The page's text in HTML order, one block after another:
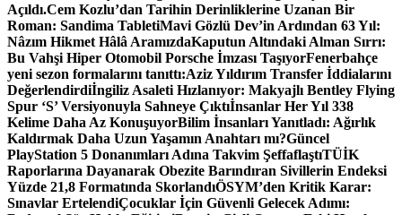
Açıldı.Cem Kozlu’dan Tarihin Derinliklerine Uzanan Bir
Roman: Sandima TabletiMavi Gözlü Dev’in Ardından 63 Yıl:
Nâzım Hikmet Hâlâ AramızdaKaputun Altındaki Alman Sırrı:
Bu Vahşi Hiper Otomobil Porsche İmzası TaşıyorFenerbahçe
yeni sezon formalarını tanıttı:Aziz Yıldırım Transfer İddialarını
Değerlendirdiİngiliz Asaleti Hızlanıyor: Makyajlı Bentley Flying
Spur ‘S’ Versiyonuyla Sahneye Çıktıİnsanlar Her Yıl 338
Kelime Daha Az KonuşuyorBilim İnsanları Yanıtladı: Ağırlık
Kaldırmak Daha Uzun Yaşamın Anahtarı mı?Güncel
PlayStation 5 Donanımları Adına Takvim ŞeffaflaştıTÜİK
Raporlarına Dayanarak Obezite Barındıran Sivillerin Endeksi
Yüzde 21,8 Formatında SkorlandıÖSYM’den Kritik Karar:
Sınavlar ErtelendiÇocuklar İçin Güvenli Gelecek Adımı: